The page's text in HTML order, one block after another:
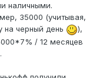
наличными.
35000 (учитывая,
на черный день
),
/ 12 месяцев